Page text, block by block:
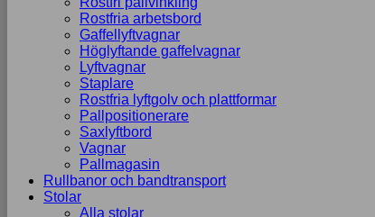
Rostfria arbetsbord
Gaffellyftvagnar
Höglyftande gaffelvagnar
Lyftvagnar
Staplare
Rostfria lyftgolv och plattformar
Pallpositionerare
Saxlyftbord
Vagnar
Pallmagasin
Rullbanor och bandtransport
Stolar
Alla stolar